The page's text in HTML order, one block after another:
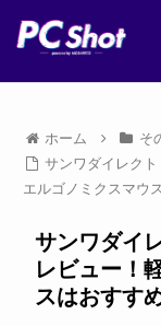
ホーム
そ
サンワダイレク
エルゴノミクスマウ
サンワダイ
レビュー！
スはおすす